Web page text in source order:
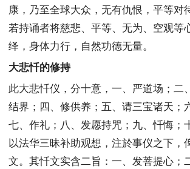
康，乃至全球大众，无有仇恨，平等对
若持诵者将慈悲、平等、无为、空观等
绎，身体力行，自然功德无量。
大悲忏的修持
此大悲忏仪，分十意，一、严道场；二
结界；四、修供养；五、请三宝诸天；
七、作礼；八、发愿持咒；九、忏悔；
以法华三昧补助观想，注於事仪之下，
文。其忏文实含二旨：一、发菩提心；